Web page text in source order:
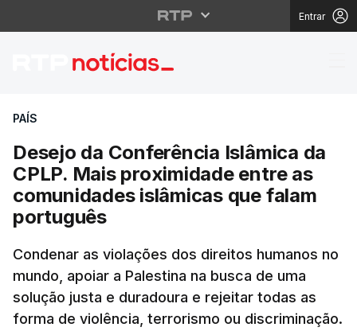
Entrar
Desejo da
PAÍS
Desejo da Conferência Islâmica da
CPLP. Mais proximidade entre as
comunidades islâmicas que falam
português
Condenar as violações dos direitos humanos no
mundo, apoiar a Palestina na busca de uma
solução justa e duradoura e rejeitar todas as
forma de violência, terrorismo ou discriminação.